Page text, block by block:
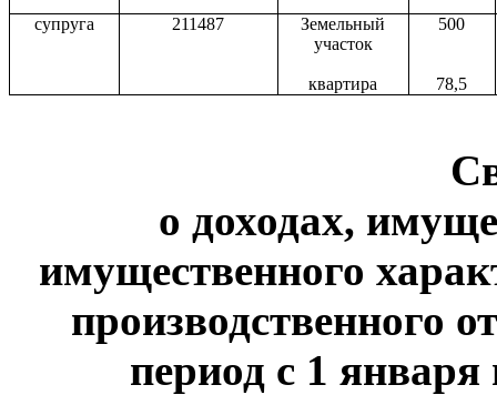
супруга
211487
Земельный
участок
квартира
500
78,5
о доходах,
имущественного
производственного
период с 1 января